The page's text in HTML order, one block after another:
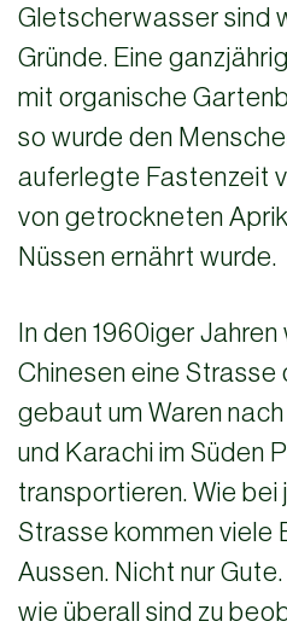
Gletscherwasser sind
Gründe. Eine
mit organische
so wurde den
auferlegte Fastenzeit
von getrockneten
Nüssen ernährt wurde.
In den 1960iger
Chinesen eine Strasse
gebaut um Waren
und Karachi im Süden
transportieren. Wie bei
Strasse kommen viele
Aussen. Nicht nur
wie überall sind zu